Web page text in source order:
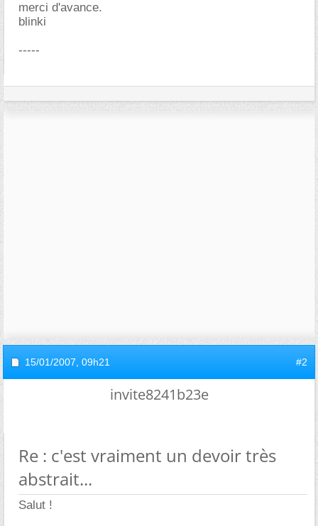
merci d'avance.
blinki
-----
15/01/2007, 09h21 #2
invite8241b23e
Re : c'est vraiment un devoir très
abstrait...
Salut !